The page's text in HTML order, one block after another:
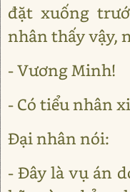
đặt xuống
nhân thấy vậy,
- Vương Minh!
- Có tiểu nhân
Đại nhân nói:
- Đây là vụ án